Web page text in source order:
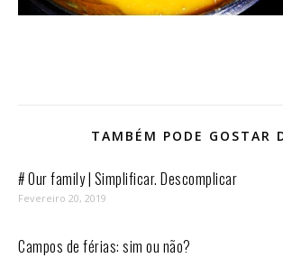
TAMBÉM PODE GOSTAR
# Our family | Simplificar. Descomplicar
Fevereiro 20, 2019
Campos de férias: sim ou não?